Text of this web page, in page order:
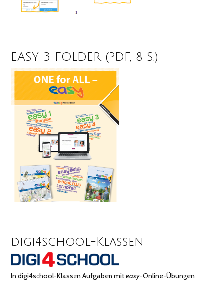
EASY 3 FOLDER (PDF, 8 S.)
digi4school-Klassen
In digi4school-Klassen Aufgaben miteasy-Online-Übungen